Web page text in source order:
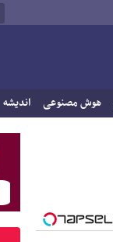
هوش مصنوعی اندیشه